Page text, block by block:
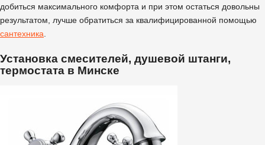
добиться максимального комфорта и при этом остаться довольны
результатом, лучше обратиться за квалифицированной помощью
сантехника
Установка смесителей, душевой штанги,
термостата в Минске